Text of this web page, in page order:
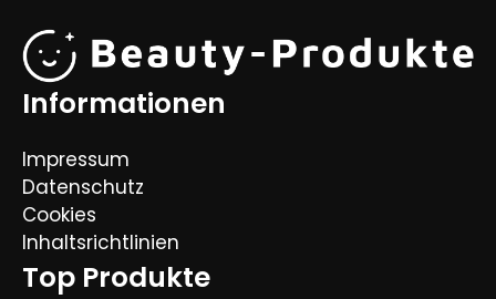
Informationen
Impressum
Datenschutz
Cookies
Inhaltsrichtlinien
Top Produkte